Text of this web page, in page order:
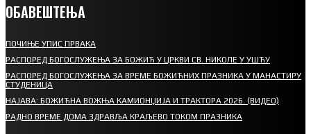
ОБАВЕШТЕЊА
ПОЧИЊЕ УПИС ПРВАКА
РАСПОРЕД БОГОСЛУЖЕЊА ЗА БОЖИЋ У ЦРКВИ СВ. НИКОЛЕ У УШЋУ
РАСПОРЕД БОГОСЛУЖЕЊА ЗА ВРЕМЕ БОЖИЋНИХ ПРАЗНИКА У МАНАСТИРУ
СТУДЕНИЦА
НАЈАВА: БОЖИЋНА ВОЖЊА КАМИОНЏИЈА И ТРАКТОРА 2026. (ВИДЕО)
РАДНО ВРЕМЕ ДОМА ЗДРАВЉА КРАЉЕВО ТОКОМ ПРАЗНИКА